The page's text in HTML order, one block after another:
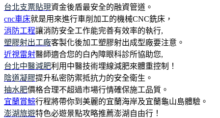
台北支票貼現資金後盾最安全的融資管道。
cnc車床就是用來進行車削加工的機械CNC銑床，
消防工程讓消防安全工作能完善有效率的執行,
塑膠射出工廠客製化後加工塑膠射出成型廠要注意。
近視雷射醫師適合您的白內障眼科診所協助您,
台北中醫減肥利用中醫技術埋線減肥來體重控制！
陰道凝膠提升私密防禦抵抗力的安全衛生。
抽水肥價格合理不超過市場行情確保施工品質。
宜蘭賞鯨行程將帶你到美麗的宜蘭海岸及宜蘭龜山島體驗。
澎湖旅遊特色必遊景點攻略推薦澎湖自由行！